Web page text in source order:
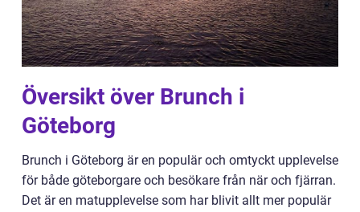
Översikt över Brunch i
Göteborg
Brunch i Göteborg är en populär och omtyckt upplevelse
för både göteborgare och besökare från när och fjärran.
Det är en matupplevelse som har blivit allt mer populär